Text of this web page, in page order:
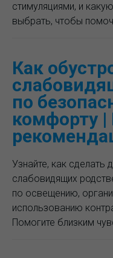
стимуляциями, и
выбрать, чтобы
Как
по
комфорту |
Узнайте, как
слабовидящих
по освещению,
использованию
Помогите близким